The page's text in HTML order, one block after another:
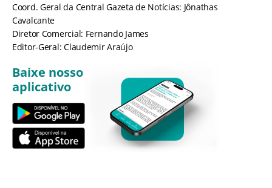
Coord. Geral da Central Gazeta de Notícias: Jônathas
Cavalcante
Diretor Comercial: Fernando James
Editor-Geral: Claudemir Araújo
Baixe nosso
aplicativo